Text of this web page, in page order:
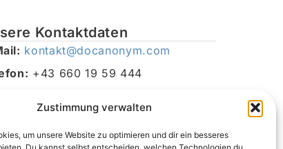
Zustimmung verwalten
um unsere Website zu optimieren und dir ein besseres
Kontaktdaten
kontakt@docanonym.com
+43 660 19 59 444
Österreich